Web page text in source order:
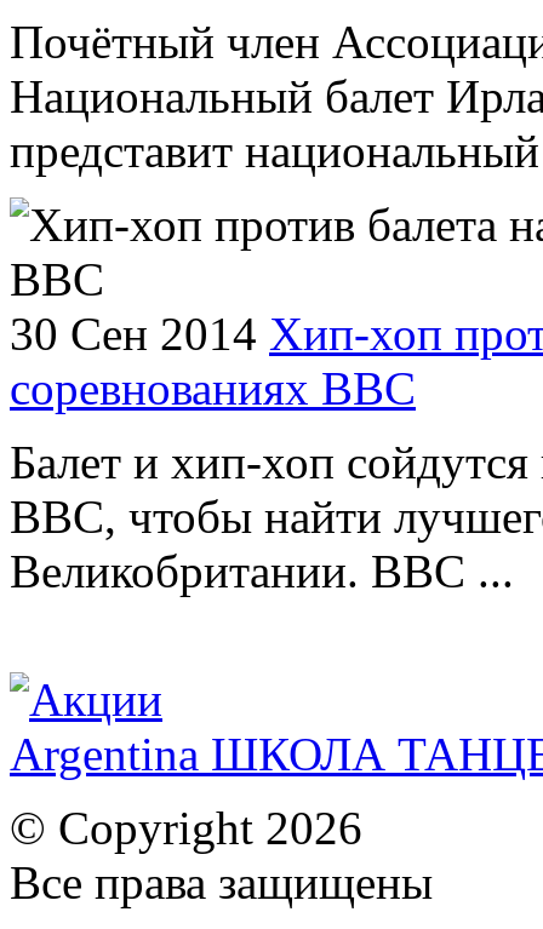
Почётный член
Национальный балет
представит
30 Сен 2014 Хип-хоп
соревнованиях ВВС
Балет и хип-хоп сойдутся
BBC, чтобы найти
Великобритании. BBC ...
Argentina ШКОЛА
© Copyright 2026
Все права защищены